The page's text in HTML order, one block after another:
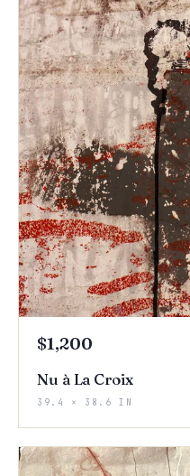
$1,200
Nu à La Croix
39.4 × 38.6 IN